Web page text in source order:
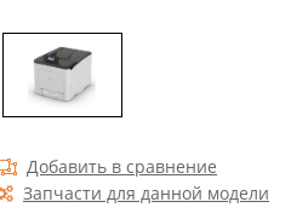
Добавить в сравнение
Запчасти для данной модели